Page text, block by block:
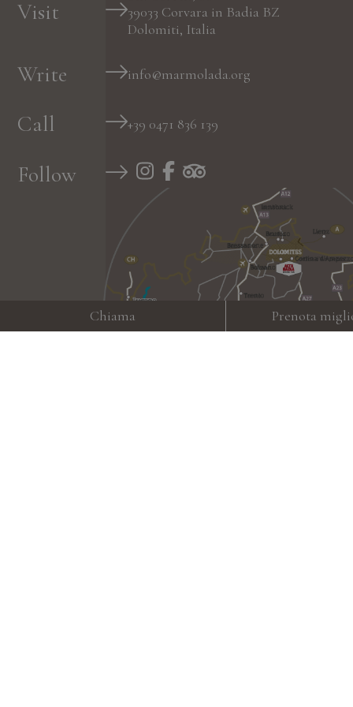
Visit
39033 Corvara in Badia BZ
Dolomiti, Italia
Write info@marmolada.org
Call +39 0471 836 139
Follow
Chiama Prenota